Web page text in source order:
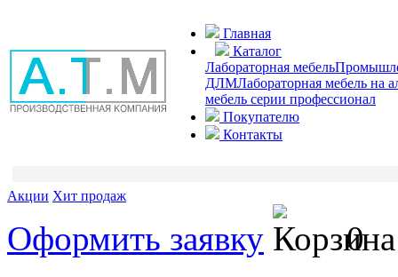
Главная
Каталог
Лабораторная мебель
ДЛМЛабораторная мебель на
мебель серии профессионал
Покупателю
Контакты
Акции Хит продаж
Оформить заявку 0